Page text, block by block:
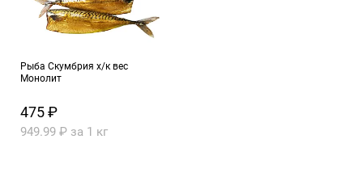
Рыба Скумбрия х/к вес
Монолит
475 ₽
949.99 ₽ за 1 кг